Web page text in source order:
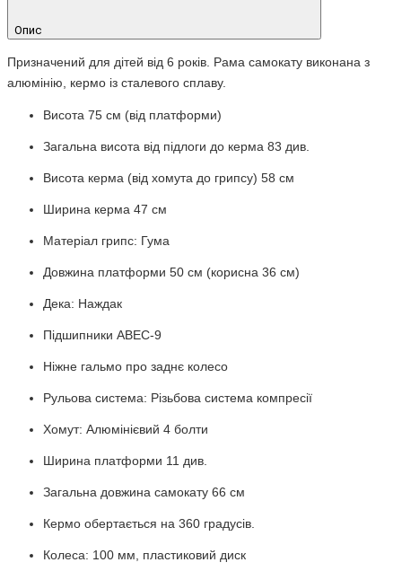
Опис
Призначений для дітей від 6 років. Рама самокату виконана з
алюмінію, кермо із сталевого сплаву.
Висота 75 см (від платформи)
Загальна висота від підлоги до керма 83 див.
Висота керма (від хомута до грипсу) 58 см
Ширина керма 47 см
Матеріал грипс: Гума
Довжина платформи 50 см (корисна 36 см)
Дека: Наждак
Підшипники ABEC-9
Ніжне гальмо про заднє колесо
Рульова система: Різьбова система компресії
Хомут: Алюмінієвий 4 болти
Ширина платформи 11 див.
Загальна довжина самокату 66 см
Кермо обертається на 360 градусів.
Колеса: 100 мм, пластиковий диск